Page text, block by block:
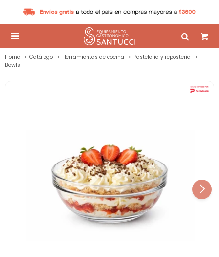

Home Catálogo Herramientas de cocina
Pastelería y repostería
Bowls